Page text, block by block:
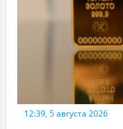
12:39, 5 августа 2026